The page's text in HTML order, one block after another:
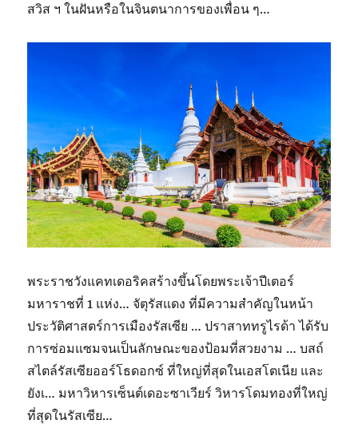
สวิส ฯ ในฝันหรือในจินตนาการของเพื่อน ๆ…
พระราชวังแคทเดอริคสร้างขึ้นโดยพระเจ้าปีเตอร์
มหาราชที่ 1 แห่ง… จัตุรัสแดง ที่มีความสำคัญในหน้า
ประวัติศาสตร์การเมืองรัสเซีย … ปราสาททรูไรด้า ได้รับ
การซ่อมแซมจนเป็นลักษณะของป้อมที่สวยงาม … บสถ์
สไตล์รัสเซียออร์โธดอกซ์ ที่ใหญ่ที่สุดในเอสโตเนีย และ
ยังเ… มหาวิหารเซ็นต์เดอะซาเวียร์ วิหารโดมทองที่ใหญ่
ที่สุดในรัสเซีย…